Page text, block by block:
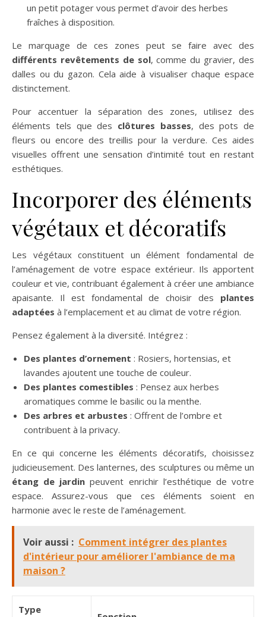
un petit potager vous permet d’avoir des herbes
fraîches à disposition.
Le marquage de ces zones peut se faire avec des
différents revêtements de sol, comme du gravier, des
dalles ou du gazon. Cela aide à visualiser chaque espace
distinctement.
Pour accentuer la séparation des zones, utilisez des
éléments tels que des clôtures basses, des pots de
fleurs ou encore des treillis pour la verdure. Ces aides
visuelles offrent une sensation d’intimité tout en restant
esthétiques.
Incorporer des éléments
végétaux et décoratifs
Les végétaux constituent un élément fondamental de
l’aménagement de votre espace extérieur. Ils apportent
couleur et vie, contribuant également à créer une ambiance
apaisante. Il est fondamental de choisir des plantes
adaptées à l’emplacement et au climat de votre région.
Pensez également à la diversité. Intégrez :
Des plantes d’ornement : Rosiers, hortensias, et
lavandes ajoutent une touche de couleur.
Des plantes comestibles : Pensez aux herbes
aromatiques comme le basilic ou la menthe.
Des arbres et arbustes : Offrent de l’ombre et
contribuent à la privacy.
En ce qui concerne les éléments décoratifs, choisissez
judicieusement. Des lanternes, des sculptures ou même un
étang de jardin peuvent enrichir l’esthétique de votre
espace. Assurez-vous que ces éléments soient en
harmonie avec le reste de l’aménagement.
Voir aussi : Comment intégrer des plantes
d'intérieur pour améliorer l'ambiance de ma
maison ?
Type